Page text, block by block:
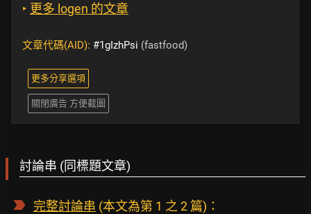
‣ 更多 logen 的文章
文章代碼(AID): #1gIzhPsi (fastfood)
更多分享選項
關閉廣告 方便截圖
討論串 (同標題文章)
完整討論串 (本文為第 1 之 2 篇)：